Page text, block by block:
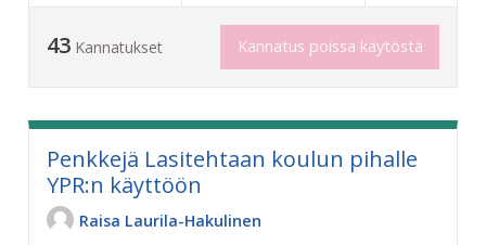
43 Kannatukset Kannatus poissa käytöstä
Penkkejä Lasitehtaan koulun pihalle
YPR:n käyttöön
Raisa Laurila-Hakulinen